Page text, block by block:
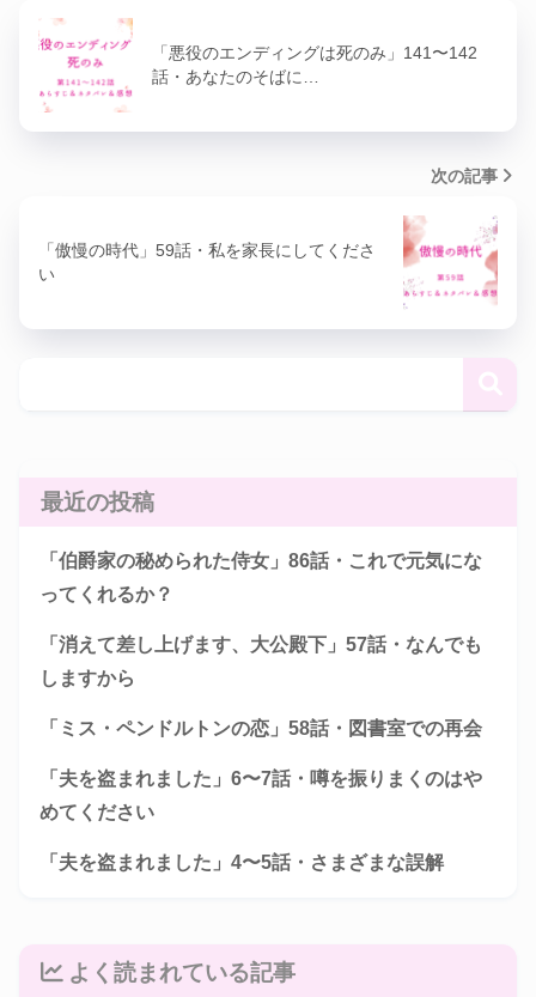
「悪役のエンディングは死のみ」141〜142
話・あなたのそばに…
次の記事
「傲慢の時代」59話・私を家長にしてくださ
い
最近の投稿
「伯爵家の秘められた侍女」86話・これで元気にな
ってくれるか？
「消えて差し上げます、大公殿下」57話・なんでも
しますから
「ミス・ペンドルトンの恋」58話・図書室での再会
「夫を盗まれました」6〜7話・噂を振りまくのはや
めてください
「夫を盗まれました」4〜5話・さまざまな誤解
よく読まれている記事